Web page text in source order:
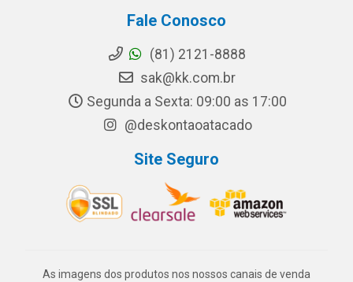
Fale Conosco
(81) 2121-8888
sak@kk.com.br
Segunda a Sexta: 09:00 as 17:00
@deskontaoatacado
Site Seguro
As imagens dos produtos nos nossos canais de venda